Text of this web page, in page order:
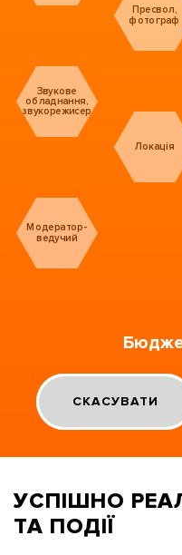
Пресвол,
фотограф
Звукове
обладнання,
звукорежисер
Локація
Модератор-
ведучий
СКАСУВАТИ
УСПІШНО
ТА ПОДІЇ